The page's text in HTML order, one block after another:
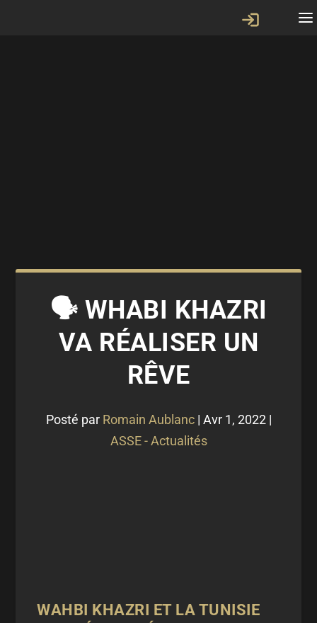
🗣 WHABI KHAZRI
VA RÉALISER UN
RÊVE
Posté par Romain Aublanc| Avr 1, 2022|
ASSE - Actualités
WAHBI KHAZRI ET LA TUNISIE